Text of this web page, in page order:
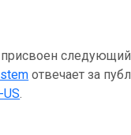
присвоен
отвечает за
US.